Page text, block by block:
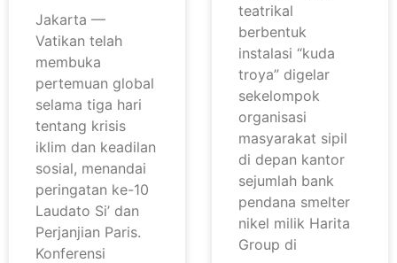
Jakarta —
Vatikan telah
membuka
pertemuan global
selama tiga hari
tentang krisis
iklim dan keadilan
sosial, menandai
peringatan ke-10
Laudato Si’ dan
Perjanjian Paris.
Konferensi
teatrikal
berbentuk
instalasi “kuda
troya” digelar
sekelompok
organisasi
masyarakat sipil
di depan kantor
sejumlah bank
pendana smelter
nikel milik Harita
Group di